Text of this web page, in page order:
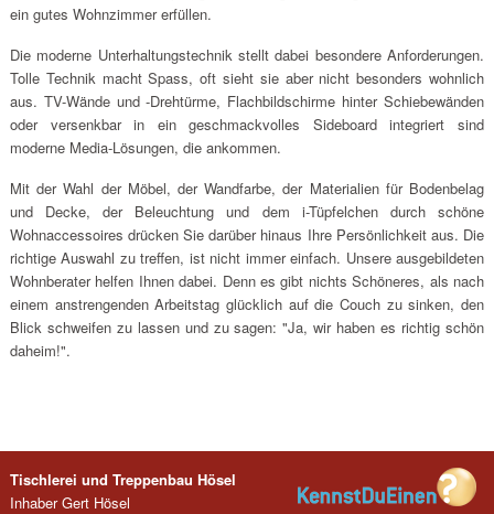
ein gutes Wohnzimmer erfüllen.
Die moderne Unterhaltungstechnik stellt dabei besondere Anforderungen.
Tolle Technik macht Spass, oft sieht sie aber nicht besonders wohnlich
aus. TV-Wände und -Drehtürme, Flachbildschirme hinter Schiebewänden
oder versenkbar in ein geschmackvolles Sideboard integriert sind
moderne Media-Lösungen, die ankommen.
Mit der Wahl der Möbel, der Wandfarbe, der Materialien für Bodenbelag
und Decke, der Beleuchtung und dem i-Tüpfelchen durch schöne
Wohnaccessoires drücken Sie darüber hinaus Ihre Persönlichkeit aus. Die
richtige Auswahl zu treffen, ist nicht immer einfach. Unsere ausgebildeten
Wohnberater helfen Ihnen dabei. Denn es gibt nichts Schöneres, als nach
einem anstrengenden Arbeitstag glücklich auf die Couch zu sinken, den
Blick schweifen zu lassen und zu sagen: "Ja, wir haben es richtig schön
daheim!".
Tischlerei und Treppenbau Hösel
Inhaber Gert Hösel